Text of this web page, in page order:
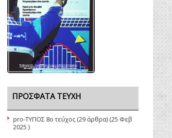
pro-TΥΠΟΣ
ΠΡΌΣΦΑΤΑ ΤΕΎΧΗ
pro-ΤΥΠΟΣ 8ο τεύχος (29 άρθρα) (25 Φεβ
2025 )